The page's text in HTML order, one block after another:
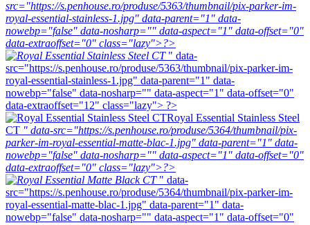
src="https://s.penhouse.ro/produse/5363/thumbnail/pix-parker-im-
royal-essential-stainless-1.jpg" data-parent="1" data-
nowebp="false" data-nosharp="" data-aspect="1" data-offset="0"
data-extraoffset="0" class="lazy">?>
" data-
src="https://s.penhouse.ro/produse/5363/thumbnail/pix-parker-im-
royal-essential-stainless-1.jpg" data-parent="1" data-
nowebp="false" data-nosharp="" data-aspect="1" data-offset="0"
data-extraoffset="12" class="lazy"> ?>
Royal Essential Stainless Steel
CT " data-src="https://s.penhouse.ro/produse/5364/thumbnail/pix-
parker-im-royal-essential-matte-blac-1.jpg" data-parent="1" data-
nowebp="false" data-nosharp="" data-aspect="1" data-offset="0"
data-extraoffset="0" class="lazy">?>
" data-
src="https://s.penhouse.ro/produse/5364/thumbnail/pix-parker-im-
royal-essential-matte-blac-1.jpg" data-parent="1" data-
nowebp="false" data-nosharp="" data-aspect="1" data-offset="0"